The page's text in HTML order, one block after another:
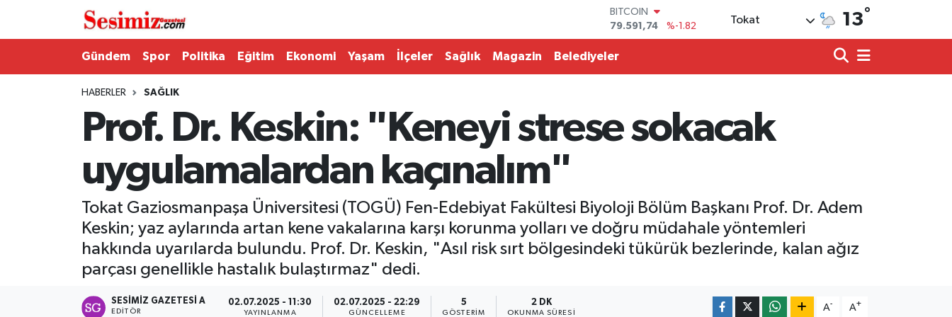
DOLAR
45,43620
%0.02
EURO
53,38690
6862,09000
BİST100
14.598,00
%0
Tokat 13°
Gündem Spor Politika Eğitim Ekonomi Yaşam İlçeler Sağlık Magazin Belediyeler
HABERLER SAĞLIK
Prof. Dr. Keskin: "Keneyi strese sokacak
uygulamalardan kaçınalım"
Tokat Gaziosmanpaşa Üniversitesi (TOGÜ) Fen-Edebiyat Fakültesi Biyoloji Bölüm Başkanı Prof. Dr. Adem
Keskin; yaz aylarında artan kene vakalarına karşı korunma yolları ve doğru müdahale yöntemleri
hakkında uyarılarda bulundu. Prof. Dr. Keskin, "Asıl risk sırt bölgesindeki tükürük bezlerinde, kalan ağız
parçası genellikle hastalık bulaştırmaz" dedi.
SESIMIZ GAZETESI A
EDITÖR
02.07.2025 - 11:30
YAYINLANMA
02.07.2025 - 22:29
GÜNCELLEME
5
GÖSTERIM
2 DK
OKUNMA SÜRESI
A- A+
Magazin
Politika
Nöbetçi Eczaneler
Hava Durumu
Namaz Vakitleri
Trafik Durumu
Tüm Manşetler
Son Dakika Haberleri
Haber Arşivi